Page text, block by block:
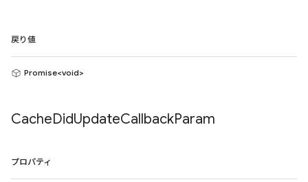
戻り値
Promise<void>
CacheDidUpdateCallbackParam
プロパティ